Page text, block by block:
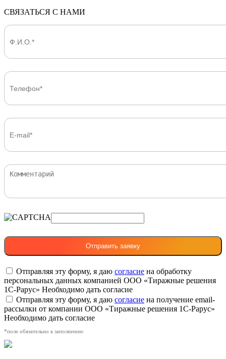
СВЯЗАТЬСЯ С НАМИ
Отправляя эту форму, я даю согласие на обработку
персональных данных компанией ООО «Тиражные решения
1С-Рарус» Необходимо дать согласие
Отправляя эту форму, я даю согласие на получение email-
рассылки от компании ООО «Тиражные решения 1С-Рарус»
Необходимо дать согласие
*поле обязательно к заполнению